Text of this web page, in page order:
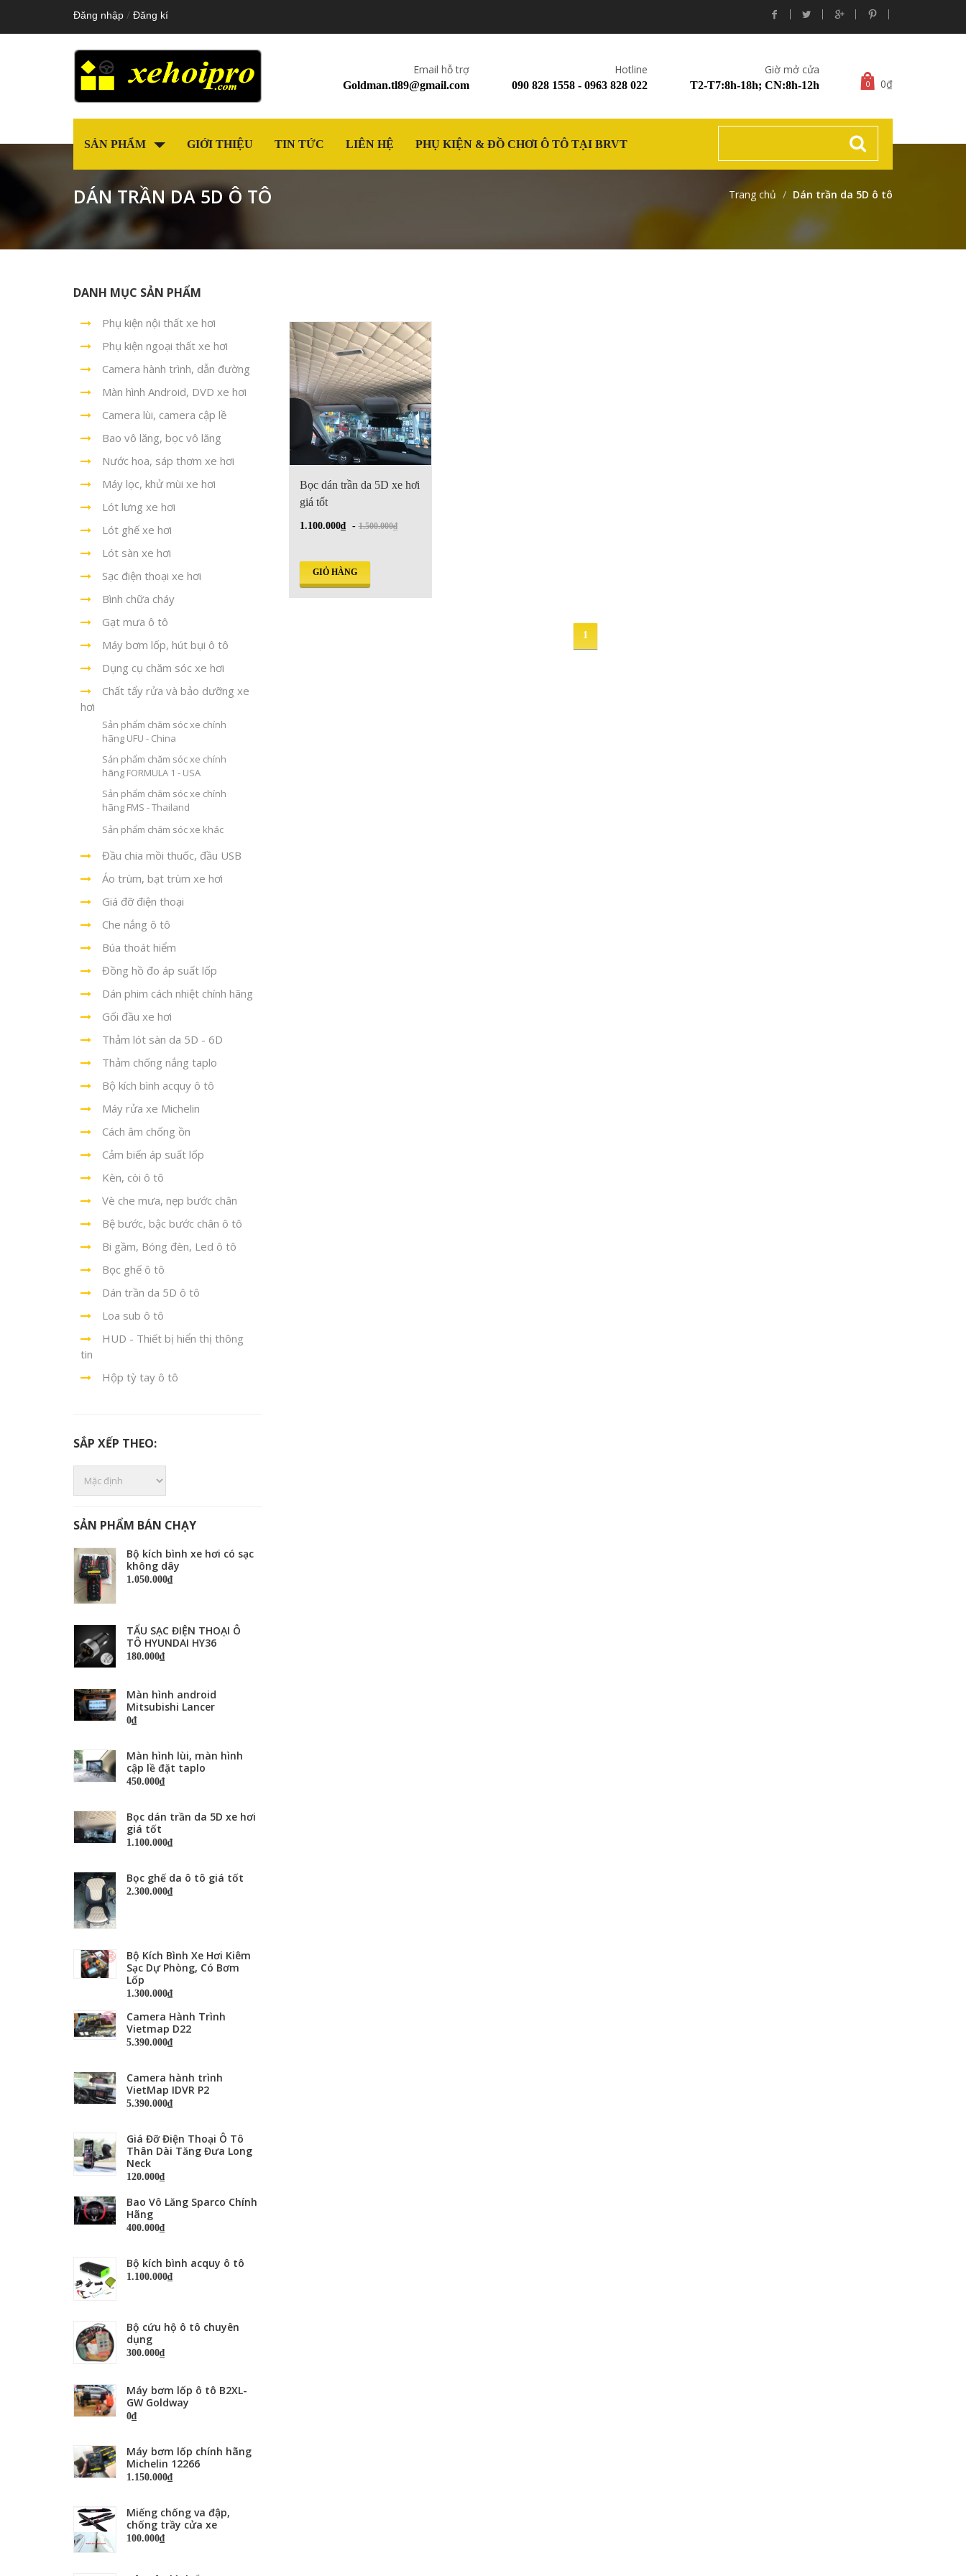
Đăng nhập / Đăng kí
Email hỗ trợ
Goldman.tl89@gmail.com
Hotline
090 828 1558 - 0963 828 022
Giờ mở cửa
T2-T7:8h-18h; CN:8h-12h 0 0₫
SẢN PHẨM GIỚI THIỆU TIN TỨC LIÊN HỆ PHỤ KIỆN & ĐỒ CHƠI Ô TÔ TẠI BRVT
DÁN TRẦN DA 5D Ô TÔ Trang chủ Dán trần da 5D ô tô
Bọc dán trần da 5D xe hơi
giá tốt
1.100.000₫ -1.500.000₫
GIỎ HÀNG
1
DANH MỤC SẢN PHẨM
Phụ kiện nội thất xe hơi
Phụ kiện ngoại thất xe hơi
Camera hành trình, dẫn đường
Màn hình Android, DVD xe hơi
Camera lùi, camera cập lề
Bao vô lăng, bọc vô lăng
Nước hoa, sáp thơm xe hơi
Máy lọc, khử mùi xe hơi
Lót lưng xe hơi
Lót ghế xe hơi
Lót sàn xe hơi
Sạc điện thoại xe hơi
Bình chữa cháy
Gạt mưa ô tô
Máy bơm lốp, hút bụi ô tô
Dụng cụ chăm sóc xe hơi
Chất tẩy rửa và bảo dưỡng xe
hơi
Sản phẩm chăm sóc xe chính
hãng UFU - China
Sản phẩm chăm sóc xe chính
hãng FORMULA 1 - USA
Sản phẩm chăm sóc xe chính
hãng FMS - Thailand
Sản phẩm chăm sóc xe khác
Đầu chia mồi thuốc, đầu USB
Áo trùm, bạt trùm xe hơi
Giá đỡ điện thoại
Che nắng ô tô
Búa thoát hiểm
Đồng hồ đo áp suất lốp
Dán phim cách nhiệt chính hãng
Gối đầu xe hơi
Thảm lót sàn da 5D - 6D
Thảm chống nắng taplo
Bộ kích bình acquy ô tô
Máy rửa xe Michelin
Cách âm chống ồn
Cảm biến áp suất lốp
Kèn, còi ô tô
Vè che mưa, nẹp bước chân
Bệ bước, bậc bước chân ô tô
Bi gầm, Bóng đèn, Led ô tô
Bọc ghế ô tô
Dán trần da 5D ô tô
Loa sub ô tô
HUD - Thiết bị hiển thị thông
tin
Hộp tỳ tay ô tô
SẮP XẾP THEO:
SẢN PHẨM BÁN CHẠY
Bộ kích bình xe hơi có sạc
không dây
1.050.000₫
TẨU SẠC ĐIỆN THOẠI Ô
TÔ HYUNDAI HY36
180.000₫
Màn hình android
Mitsubishi Lancer
0₫
Màn hình lùi, màn hình
cập lề đặt taplo
450.000₫
Bọc dán trần da 5D xe hơi
giá tốt
1.100.000₫
Bọc ghế da ô tô giá tốt
2.300.000₫
Bộ Kích Bình Xe Hơi Kiêm
Sạc Dự Phòng, Có Bơm
Lốp
1.300.000₫
Camera Hành Trình
Vietmap D22
5.390.000₫
Camera hành trình
VietMap IDVR P2
5.390.000₫
Giá Đỡ Điện Thoại Ô Tô
Thân Dài Tăng Đưa Long
Neck
120.000₫
Bao Vô Lăng Sparco Chính
Hãng
400.000₫
Bộ kích bình acquy ô tô
1.100.000₫
Bộ cứu hộ ô tô chuyên
dụng
300.000₫
Máy bơm lốp ô tô B2XL-
GW Goldway
0₫
Máy bơm lốp chính hãng
Michelin 12266
1.150.000₫
Miếng chống va đập,
chống trầy cửa xe
100.000₫